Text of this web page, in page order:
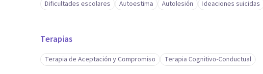
Dificultades escolares
Autoestima Autolesión Ideaciones suicidas
Terapias
Terapia de Aceptación y Compromiso Terapia Cognitivo-Conductual